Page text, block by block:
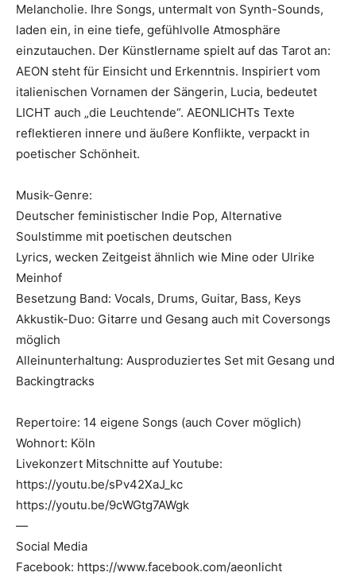
Melancholie. Ihre Songs, untermalt von Synth-Sounds,
laden ein, in eine tiefe, gefühlvolle Atmosphäre
einzutauchen. Der Künstlername spielt auf das Tarot an:
AEON steht für Einsicht und Erkenntnis. Inspiriert vom
italienischen Vornamen der Sängerin, Lucia, bedeutet
LICHT auch „die Leuchtende“. AEONLICHTs Texte
reflektieren innere und äußere Konflikte, verpackt in
poetischer Schönheit.
Musik-Genre:
Deutscher feministischer Indie Pop, Alternative
Soulstimme mit poetischen deutschen
Lyrics, wecken Zeitgeist ähnlich wie Mine oder Ulrike
Meinhof
Besetzung Band: Vocals, Drums, Guitar, Bass, Keys
Akkustik-Duo: Gitarre und Gesang auch mit Coversongs
möglich
Alleinunterhaltung: Ausproduziertes Set mit Gesang und
Backingtracks
Repertoire: 14 eigene Songs (auch Cover möglich)
Wohnort: Köln
Livekonzert Mitschnitte auf Youtube:
https://youtu.be/sPv42XaJ_kc
https://youtu.be/9cWGtg7AWgk
—
Social Media
Facebook: https://www.facebook.com/aeonlicht